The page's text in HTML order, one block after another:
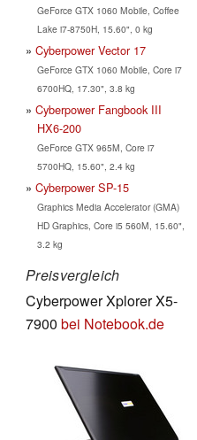
GeForce GTX 1060 Mobile, Coffee
Lake i7-8750H, 15.60", 0 kg
Cyberpower Vector 17
GeForce GTX 1060 Mobile, Core i7
6700HQ, 17.30", 3.8 kg
Cyberpower Fangbook III
HX6-200
GeForce GTX 965M, Core i7
5700HQ, 15.60", 2.4 kg
Cyberpower SP-15
Graphics Media Accelerator (GMA)
HD Graphics, Core i5 560M, 15.60",
3.2 kg
Preisvergleich
Cyberpower Xplorer X5-
7900 bei Notebook.de